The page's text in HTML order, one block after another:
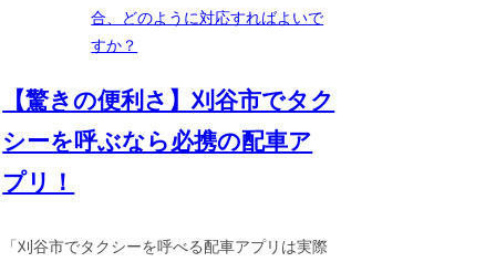
合、どのように対応すればよいで
すか？
【驚きの便利さ】刈谷市でタク
シーを呼ぶなら必携の配車ア
プリ！
「刈谷市でタクシーを呼べる配車アプリは実際